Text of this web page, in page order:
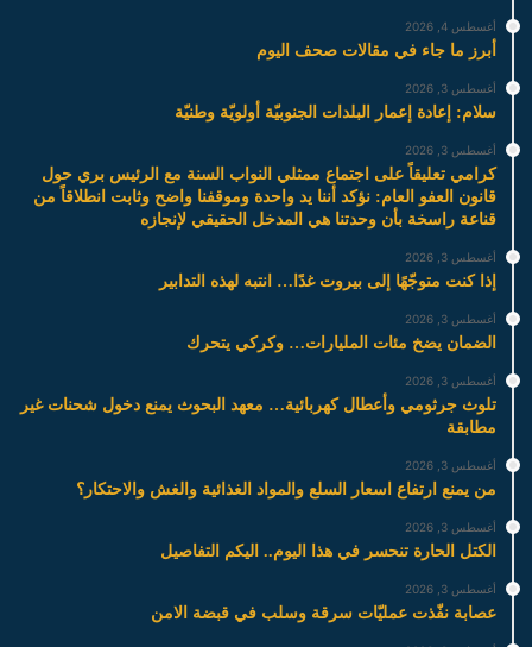
أغسطس 4, 2026
أبرز ما جاء في مقالات صحف اليوم
أغسطس 3, 2026
سلام: إعادة إعمار البلدات الجنوبيّة أولويّة وطنيّة
أغسطس 3, 2026
كرامي تعليقاً على اجتماع ممثلي النواب السنة مع الرئيس بري حول
قانون العفو العام: نؤكد أننا يد واحدة وموقفنا واضح وثابت انطلاقاً من
قناعة راسخة بأن وحدتنا هي المدخل الحقيقي لإنجازه
أغسطس 3, 2026
إذا كنت متوجّهًا إلى بيروت غدًا… انتبه لهذه التدابير
أغسطس 3, 2026
الضمان يضخ مئات المليارات… وكركي يتحرك
أغسطس 3, 2026
تلوث جرثومي وأعطال كهربائية… معهد البحوث يمنع دخول شحنات غير
مطابقة
أغسطس 3, 2026
من يمنع ارتفاع اسعار السلع والمواد الغذائية والغش والاحتكار؟
أغسطس 3, 2026
الكتل الحارة تنحسر في هذا اليوم.. اليكم التفاصيل
أغسطس 3, 2026
عصابة نفّذت عمليّات سرقة وسلب في قبضة الامن